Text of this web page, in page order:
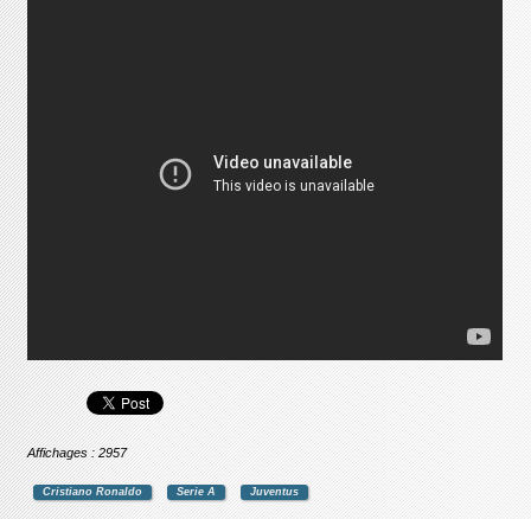
Affichages : 2957
Cristiano Ronaldo Serie A Juventus